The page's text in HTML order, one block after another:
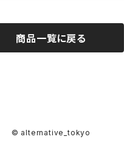
商品一覧に戻る
© alternative_tokyo